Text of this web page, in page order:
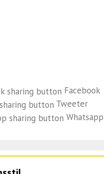
Facebook
Tweeter
Whatsapp